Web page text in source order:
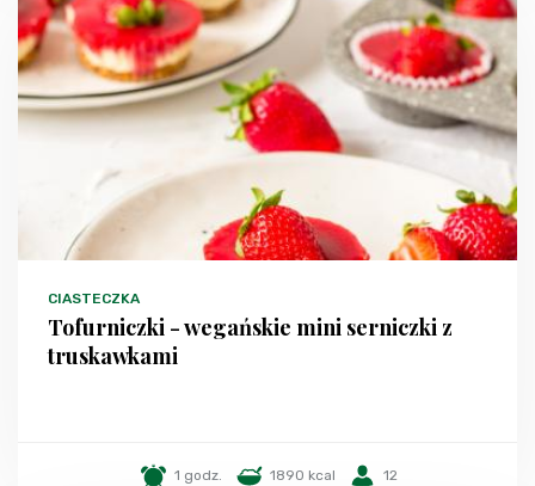
CIASTECZKA
Tofurniczki - wegańskie mini serniczki z
truskawkami
1 godz. 1890 kcal 12